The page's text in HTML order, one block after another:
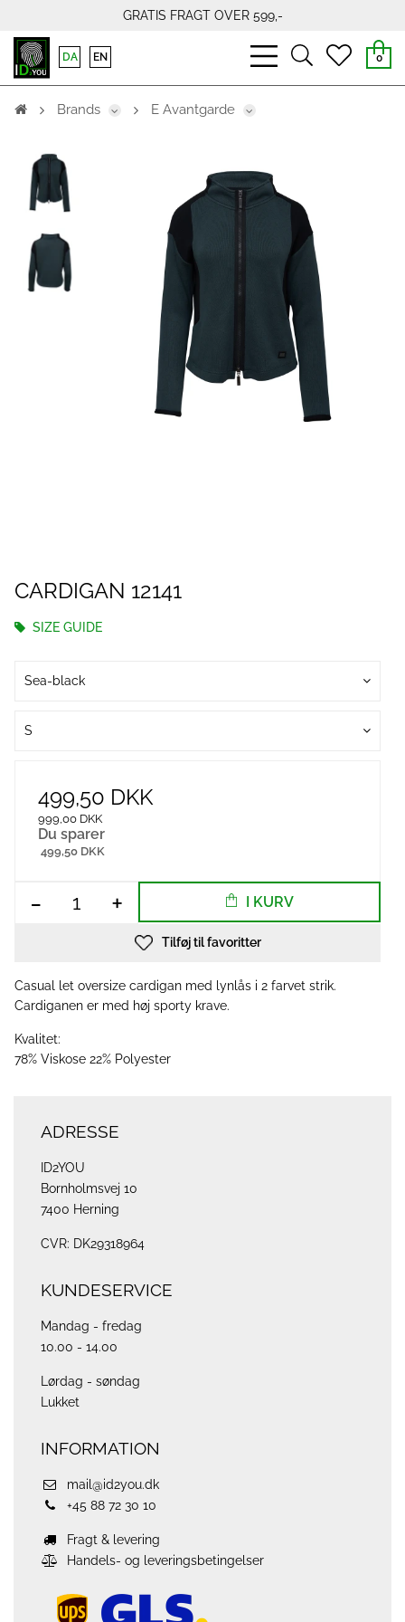
GRATIS FRAGT OVER 599,-
bars
light
searchheart
0
DA EN
Brands E Avantgarde
CARDIGAN 12141
SIZE GUIDE
Sea-black
S
499,50 DKK
999,00 DKK
Du sparer
499,50 DKK
- + I KURV
Tilføj til favoritter
Casual let oversize cardigan med lynlås i 2 farvet strik.
Cardiganen er med høj sporty krave.
Kvalitet:
78% Viskose 22% Polyester
ADRESSE
ID2YOU
Bornholmsvej 10
7400 Herning
CVR: DK29318964
KUNDESERVICE
Mandag - fredag
10.00 - 14.00
Lørdag - søndag
Lukket
INFORMATION
mail@id2you.dk
+45 88 72 30 10
Fragt & levering
Handels- og leveringsbetingelser
ups